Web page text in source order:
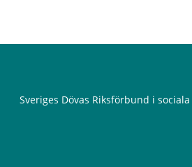
Sveriges Dövas Riksförbund i